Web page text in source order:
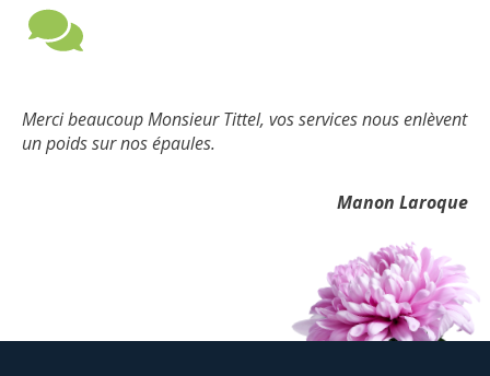
Merci beaucoup Monsieur Tittel, vos services nous enlèvent
un poids sur nos épaules.
Manon Laroque